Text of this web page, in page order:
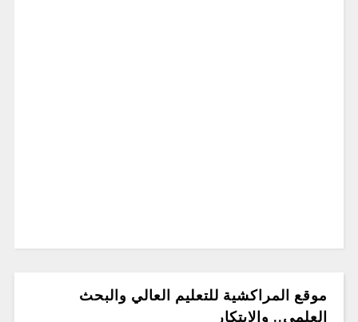
موقع المراكشية للتعليم العالي والبحث
العلمي.. والابتكار